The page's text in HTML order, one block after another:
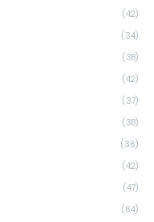
(42)
(34)
(38)
(42)
(37)
(38)
(36)
(42)
(47)
(64)